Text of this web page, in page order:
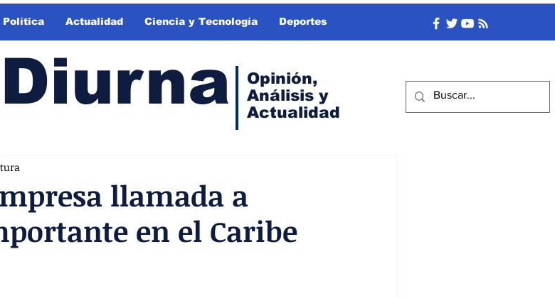
Política Actualidad Ciencia y Tecnología Deportes
Opinión,
Análisis y
Actualidad
llamada a
en el Caribe